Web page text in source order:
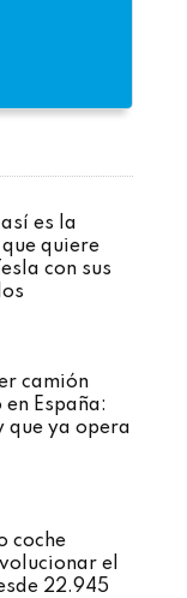
es la
quiere
con sus
camión
España:
que ya opera
coche
el
22.945